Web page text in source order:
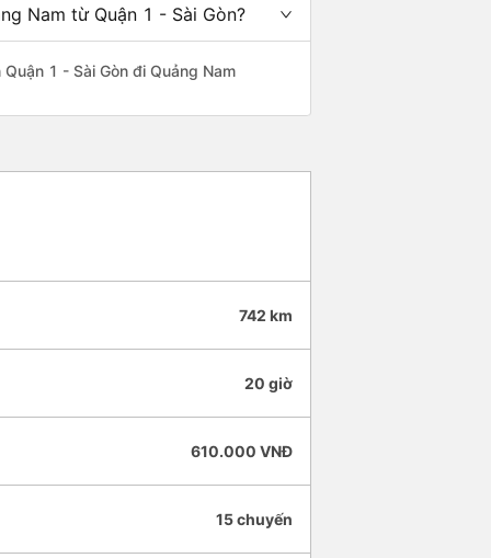
Nam từ Quận 1 - Sài Gòn?
1 - Sài Gòn đi Quảng Nam
742 km
20 giờ
610.000 VNĐ
15 chuyến